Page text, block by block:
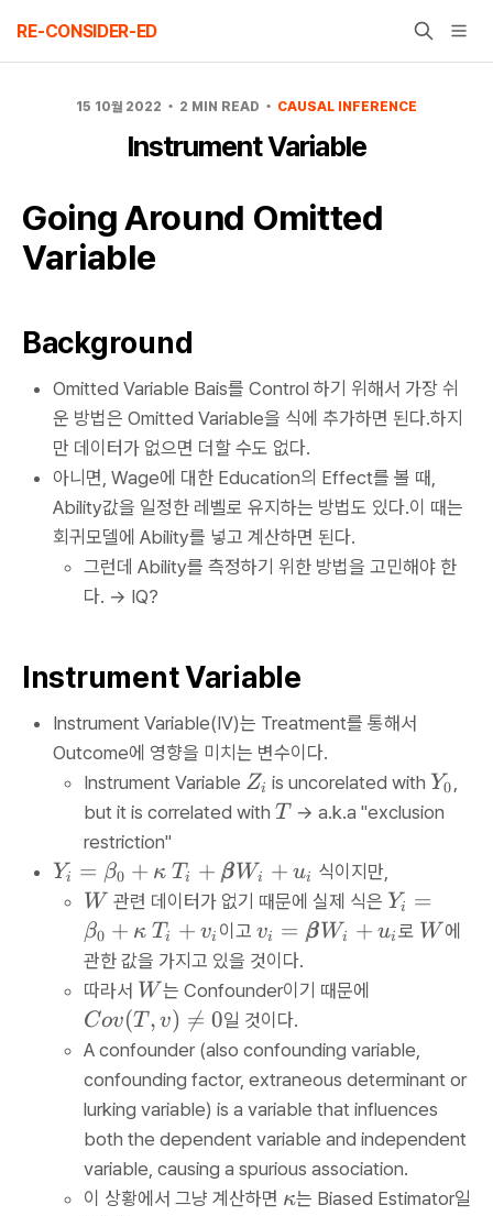
Skip
RE-CONSIDER-ED
15 10월 2022 2 MIN READ CAUSAL INFERENCE
Instrument Variable
Going Around Omitted
Variable
Background
Omitted Variable Bais를 Control 하기 위해서 가장 쉬
운 방법은 Omitted Variable을 식에 추가하면 된다.하지
만 데이터가 없으면 더할 수도 없다.
아니면, Wage에 대한 Education의 Effect를 볼 때,
Ability값을 일정한 레벨로 유지하는 방법도 있다.이 때는
회귀모델에 Ability를 넣고 계산하면 된다.
그런데 Ability를 측정하기 위한 방법을 고민해야 한
다. → IQ?
Instrument Variable
Instrument Variable(IV)는 Treatment를 통해서
Outcome에 영향을 미치는 변수이다.
Instrument Variable Z
_
Zi is uncorelated with Y
_
Y0,
but it is correlated with T
T → a.k.a "exclusion
restriction"
Y
_i
ta
+
Yi = β0 + κ Ti + β
β Wi + ui 식이지만,
W
W 관련 데이터가 없기 때문에 실제 식은 Y
_
e
t
a
_
0
+
Yi =
β0 + κ Ti + vi 이고 v_
i
=
\
p
m
b
{\
be
ta
}
vi = β
β Wi + ui 로 W
W 에
관한 값을 가지고 있을 것이다.
따라서 W
W 는 Confounder이기 때문에
v
(
T
,
v
)
\
Cov(T , v) 
= 0일 것이다.
A confounder (also confounding variable,
confounding factor, extraneous determinant or
lurking variable) is a variable that influences
both the dependent variable and independent
variable, causing a spurious association.
이 상황에서 그냥 계산하면 \
κ는 Biased Estimator일